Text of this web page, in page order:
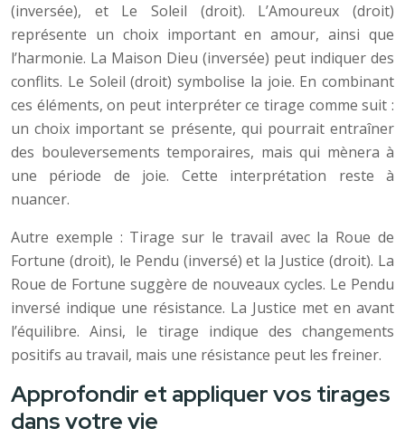
(inversée), et Le Soleil (droit). L’Amoureux (droit)
représente un choix important en amour, ainsi que
l’harmonie. La Maison Dieu (inversée) peut indiquer des
conflits. Le Soleil (droit) symbolise la joie. En combinant
ces éléments, on peut interpréter ce tirage comme suit :
un choix important se présente, qui pourrait entraîner
des bouleversements temporaires, mais qui mènera à
une période de joie. Cette interprétation reste à
nuancer.
Autre exemple : Tirage sur le travail avec la Roue de
Fortune (droit), le Pendu (inversé) et la Justice (droit). La
Roue de Fortune suggère de nouveaux cycles. Le Pendu
inversé indique une résistance. La Justice met en avant
l’équilibre. Ainsi, le tirage indique des changements
positifs au travail, mais une résistance peut les freiner.
Approfondir et appliquer vos tirages
dans votre vie